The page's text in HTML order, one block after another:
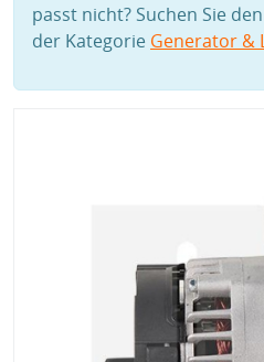
passt nicht? Suchen Sie
der Kategorie Generator &